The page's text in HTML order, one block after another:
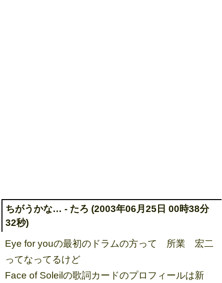
ちがうかな… - たろ (2003年06月25日 00時38分
32秒)
Eye for youの最初のドラムの方って 所業 宏二
ってなってるけど
Face of Soleilの歌詞カードのプロフィールは新